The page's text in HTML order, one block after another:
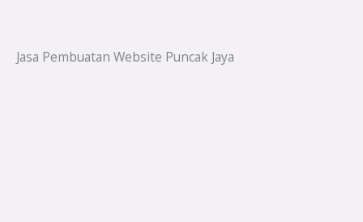
Jasa Pembuatan Website Puncak Jaya